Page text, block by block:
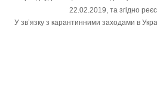
22.02.2019, та згідно
У зв’язку з карантинними заходами в